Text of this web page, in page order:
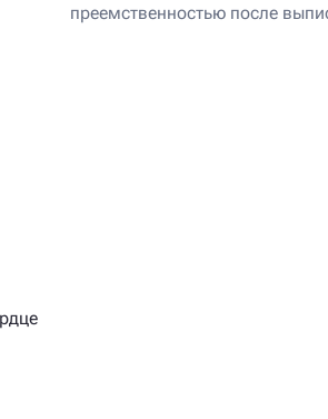
преемственностью после